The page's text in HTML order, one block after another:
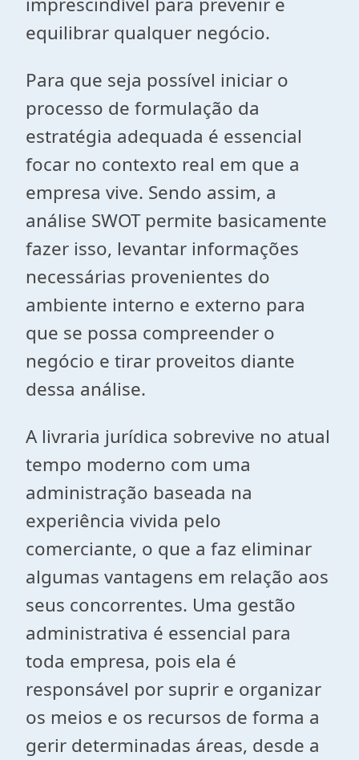
equilibrar qualquer negócio.
Para que seja possível iniciar o
processo de formulação da
estratégia adequada é essencial
focar no contexto real em que a
empresa vive. Sendo assim, a
análise SWOT permite basicamente
fazer isso, levantar informações
necessárias provenientes do
ambiente interno e externo para
que se possa compreender o
negócio e tirar proveitos diante
dessa análise.
A livraria jurídica sobrevive no atual
tempo moderno com uma
administração baseada na
experiência vivida pelo
comerciante, o que a faz eliminar
algumas vantagens em relação aos
seus concorrentes. Uma gestão
administrativa é essencial para
toda empresa, pois ela é
responsável por suprir e organizar
os meios e os recursos de forma a
gerir determinadas áreas, desde a